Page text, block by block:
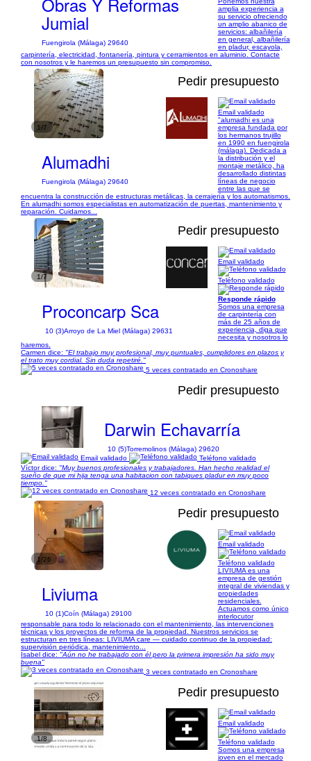
Jumial
Fuengirola (Málaga) 29640
amplia experiencia a
su servicio ofreciendo
un amplio abanico de
servicios: albañilería
en general, albañilería
en pladur, escayola,
carpintería, electricidad, fontanería, pintura y cerramientos en aluminio. Contacte
con nosotros y le haremos un presupuesto sin compromiso.
1/7
Pedir presupuesto
Alumadhi
Fuengirola (Málaga) 29640
Email validado
"alumadhi es una
empresa fundada por
los hermanos trujillo
en 1990 en fuengirola
(málaga). Dedicada a
la distribución y el
montaje metálico, ha
desarrollado distintas
líneas de negocio
entre las que se
encuentra la construcción de estructuras metálicas, la cerrajería y los automatismos.
En alumadhi somos especialistas en automatización de puertas, mantenimiento y
reparación. Cuidamos...
1/7
Pedir presupuesto
Proconcarp Sca
10 (3)Arroyo de La Miel (Málaga) 29631
Email validado
Teléfono validado
Responde rápido
Somos una empresa
de carpintería con
más de 25 años de
experiencia, diga que
necesita y nosotros lo
haremos.
Carmen dice: "El trabajo muy profesional, muy puntuales, cumplidores en plazos y
el trato muy cordial. Sin duda repetiré."
5 veces contratado en Cronoshare
Pedir presupuesto
Darwin Echavarría
10 (5)Torremolinos (Málaga) 29620
Email validado
Teléfono validado
Víctor dice: "Muy buenos profesionales y trabajadores. Han hecho realidad el
sueño de que mi hija tenga una habitacion con tabiques pladur en muy poco
tiempo."
12 veces contratado en Cronoshare
1/26
Pedir presupuesto
Liviuma
10 (1)Coín (Málaga) 29100
Email validado
Teléfono validado
LIVIUMA es una
empresa de gestión
integral de viviendas y
propiedades
residenciales.
Actuamos como único
interlocutor
responsable para todo lo relacionado con el mantenimiento, las intervenciones
técnicas y los proyectos de reforma de la propiedad. Nuestros servicios se
estructuran en tres líneas: LIVIUMA care — cuidado continuo de la propiedad:
supervisión periódica, mantenimiento...
Isabel dice: "Aún no he trabajado con él pero la primera impresión ha sido muy
buena"
3 veces contratado en Cronoshare
1/8
Pedir presupuesto
Email validado
Teléfono validado
Somos una empresa
joven en el mercado